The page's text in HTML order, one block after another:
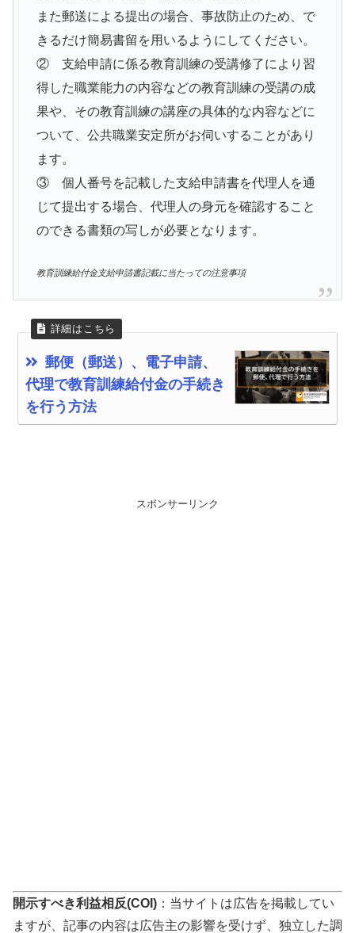
また郵送による提出の場合、事故防止のため、で
きるだけ簡易書留を用いるようにしてください。
② 支給申請に係る教育訓練の受講修了により習
得した職業能力の内容などの教育訓練の受講の成
果や、その教育訓練の講座の具体的な内容などに
ついて、公共職業安定所がお伺いすることがあり
ます。
③ 個人番号を記載した支給申請書を代理人を通
じて提出する場合、代理人の身元を確認すること
のできる書類の写しが必要となります。
教育訓練給付金支給申請書記載に当たっての注意事項
郵便（郵送）、電子申請、
代理で教育訓練給付金の手続き
を行う方法
スポンサーリンク
開示すべき利益相反(COI) ：当サイトは広告を掲載してい
ますが、記事の内容は広告主の影響を受けず、独立した調